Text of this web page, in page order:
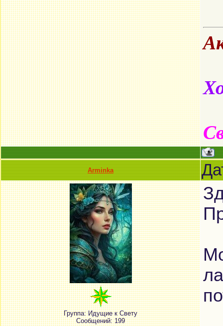
Arminka
Группа: Идущие к Свету
Сообщений:199